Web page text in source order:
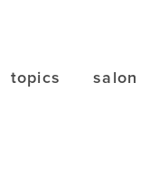
topics salon